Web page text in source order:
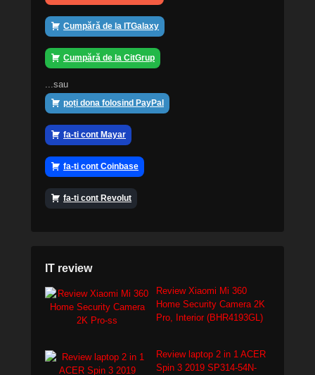
Cumpără de la ITGalaxy
Cumpără de la CitGrup
...sau
poți dona folosind PayPal
fa-ti cont Mayar
fa-ti cont Coinbase
fa-ti cont Revolut
IT review
Review Xiaomi Mi 360
Home Security Camera 2K
Pro, Interior (BHR4193GL)
Review laptop 2 in 1 ACER
Spin 3 2019 SP314-54N-